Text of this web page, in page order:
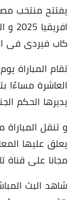
يفتتح منتخب
كاب فيردى فى
العاشرة مساءًا
يديرها الحكم
يعلق عليها
مجانا على قناة
شاهد البث